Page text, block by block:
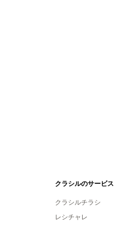
クラシルのサービス
クラシルチラシ
レシチャレ